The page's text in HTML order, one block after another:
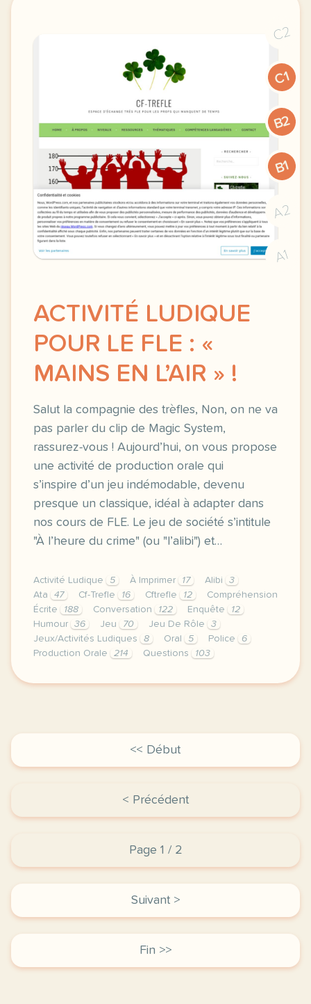
C2
C1
B2
B1
A2
A1
ACTIVITÉ LUDIQUE
POUR LE FLE : «
MAINS EN L’AIR » !
Salut la compagnie des trèfles, Non, on ne va
pas parler du clip de Magic System,
rassurez-vous ! Aujourd’hui, on vous propose
une activité de production orale qui
s’inspire d’un jeu indémodable, devenu
presque un classique, idéal à adapter dans
nos cours de FLE. Le jeu de société s’intitule
"À l’heure du crime" (ou "l’alibi") et…
Activité Ludique 5 À Imprimer 17 Alibi
3
Ata
47 Cf-Trefle 16 Cftrefle 12
Compréhension
Écrite
188 Conversation 122 Enquête
12
Humour
36 Jeu 70 Jeu De Rôle
3
Jeux/Activités Ludiques
8 Oral 5 Police
6
Production Orale
214 Questions 103
salut la compagnie des trefles non on ne va pas
<< Début
< Précédent
Page 1 / 2
Suivant >
Fin >>